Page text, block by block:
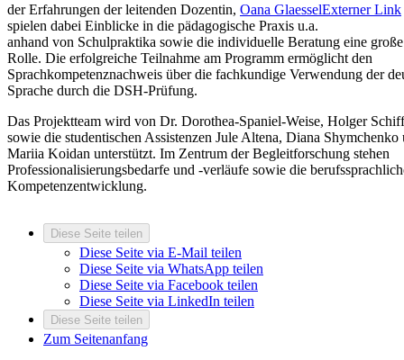
der Erfahrungen der leitenden Dozentin, Oana GlaesselExterner Link
spielen dabei Einblicke in die pädagogische Praxis u.a.
anhand von Schulpraktika sowie die individuelle Beratung eine
Rolle. Die erfolgreiche Teilnahme am Programm ermöglicht den
Sprachkompetenznachweis über die fachkundige Verwendung der
Sprache durch die DSH-Prüfung.
Das Projektteam wird von Dr. Dorothea-Spaniel-Weise, Holger
sowie die studentischen Assistenzen Jule Altena, Diana
Mariia Koidan unterstützt. Im Zentrum der Begleitforschung stehen
Professionalisierungsbedarfe und -verläufe sowie die
Kompetenzentwicklung.
Diese Seite teilen
Diese Seite via E-Mail teilen
Diese Seite via WhatsApp teilen
Diese Seite via Facebook teilen
Diese Seite via LinkedIn teilen
Diese Seite teilen
Zum Seitenanfang